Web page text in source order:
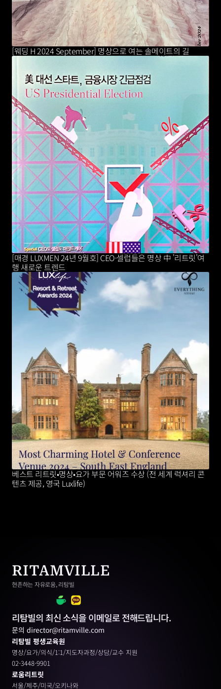
[웨딩 H 2024 September] 명상으로 여는 솔메이트의 길
[매경 LUXMEN 24년 9월호] CEO·셀럽들은 명상 中 '리트릿'여
행 새로운 트렌드
베스트 리트릿•명상•요가 부문 어워즈 수상 (전 세계 럭셔리 콘
텐츠 제공, 영국 Luxlife)
RITAMVILLE
현존하는 자유로움, 리탐빌
리탐빌의 최신 소식을 이메일로 전해드립니다.
문의 director@ritamville.com
리탐빌 평생교육원
명상/요가/의식/1:1/지도자과정/상담/교수 지원
02-3448-9901
로움리트릿
서울/제주/미국/오키나와